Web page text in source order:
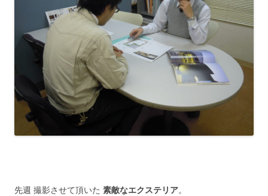
先週 撮影させて頂いた 素敵なエクステリア。